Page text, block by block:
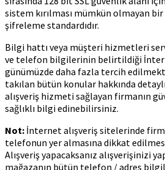
sistem kırılması mümkün olmayan
şifreleme standardıdır.
Bilgi hattı veya müşteri hizmetleri
ve telefon bilgilerinin belirtildiği
günümüzde daha fazla tercih
takılan bütün konular hakkında
alışveriş hizmeti sağlayan firmanın
sağlıklı bilgi edinebilirsiniz.
Not: İnternet alışveriş sitelerinde
telefonun yer almasına dikkat
Alışveriş yapacaksanız alışverişinizi
mağazanın bütün telefon / adres